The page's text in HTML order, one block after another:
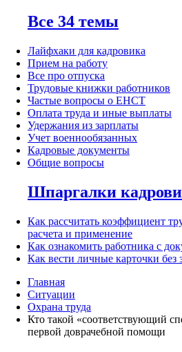
Все 34 темы
Лайфхаки для кадровика
Прием на работу
Все про отпуска
Трудовые книжки работников
Частые вопросы о ЕНСТ
Оплата труда и иные выплаты
Удержания из зарплаты
Учет военнообязанных
Кадровые документы
Общие вопросы
Шпаргалки
Как рассчитать коэффициент
расчета и применение
Как ознакомить работника с
Как вести личные карточки без
Главная
Ситуации
Охрана труда
Кто такой «соответствующий
первой доврачебной помощи